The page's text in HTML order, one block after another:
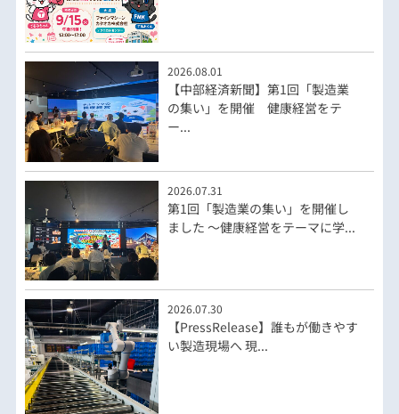
2026.08.01
【中部経済新聞】第1回「製造業
の集い」を開催 健康経営をテ
ー...
2026.07.31
第1回「製造業の集い」を開催し
ました ～健康経営をテーマに学...
2026.07.30
【PressRelease】誰もが働きやす
い製造現場へ 現...